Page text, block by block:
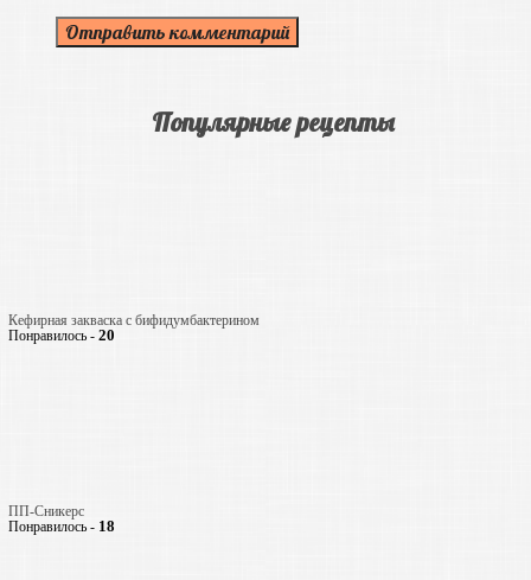
Популярные рецепты
Кефирная закваска с бифидумбактерином
Понравилось - 20
ПП-Сникерс
Понравилось - 18